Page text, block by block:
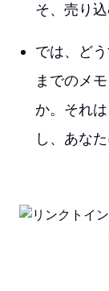
そ、売り
では、ど
までのメ
か。それ
し、あな